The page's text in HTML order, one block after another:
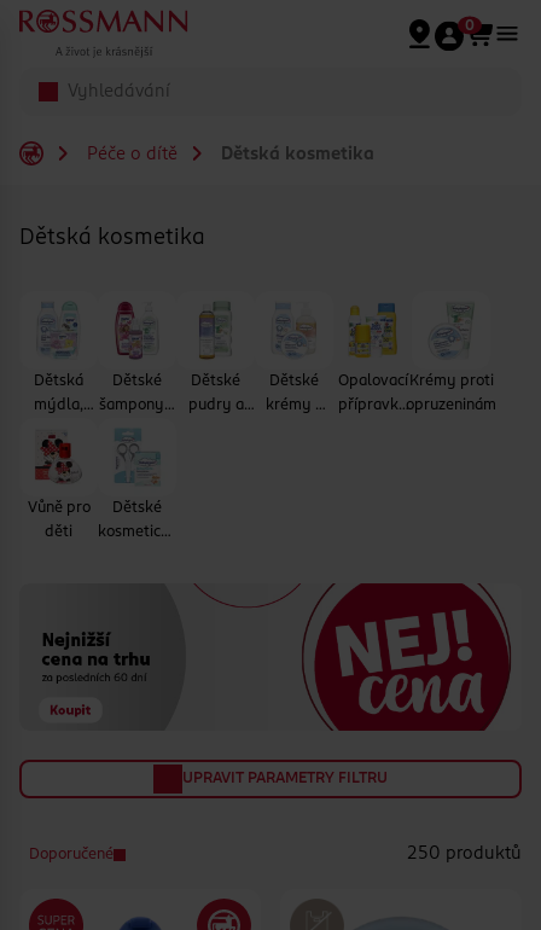
Přeskočit na hlavmní obsah
0
Péče o dítě Dětská kosmetika
Dětská kosmetika
Dětská
mýdla,
gely a
přípravky
do koupele
Dětské
šampony a
přípravky
na vlasy
Dětské
pudry a
Dětské
krémy a
Opalovací
přípravky
Krémy proti
opruzeninám
Vůně pro
děti
Dětské
kosmetické
UPRAVIT PARAMETRY FILTRU
Doporučené 250 produktů